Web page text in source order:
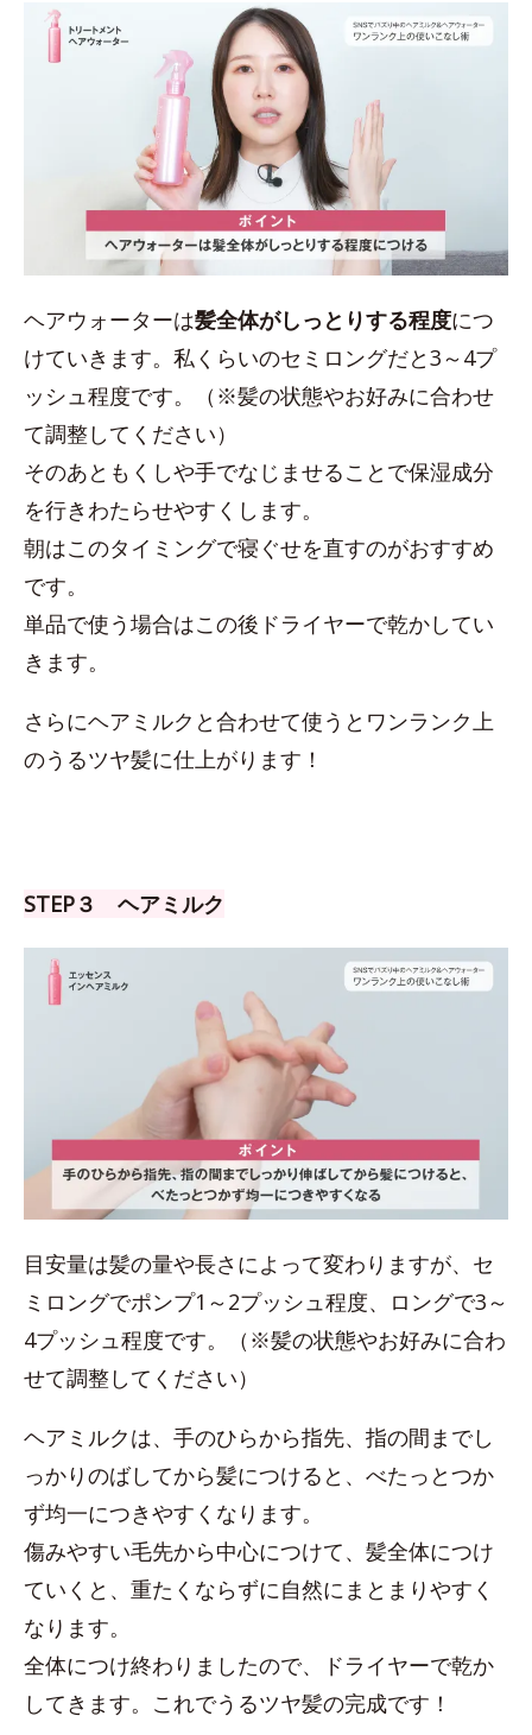
ヘアウォーターは髪全体がしっとりする程度につ
けていきます。私くらいのセミロングだと3～4プ
ッシュ程度です。（※髪の状態やお好みに合わせ
て調整してください）
そのあともくしや手でなじませることで保湿成分
を行きわたらせやすくします。
朝はこのタイミングで寝ぐせを直すのがおすすめ
です。
単品で使う場合はこの後ドライヤーで乾かしてい
きます。
さらにヘアミルクと合わせて使うとワンランク上
のうるツヤ髪に仕上がります！
STEP３ ヘアミルク
目安量は髪の量や長さによって変わりますが、セ
ミロングでポンプ1～2プッシュ程度、ロングで3～
4プッシュ程度です。（※髪の状態やお好みに合わ
せて調整してください）
ヘアミルクは、手のひらから指先、指の間までし
っかりのばしてから髪につけると、べたっとつか
ず均一につきやすくなります。
傷みやすい毛先から中心につけて、髪全体につけ
ていくと、重たくならずに自然にまとまりやすく
なります。
全体につけ終わりましたので、ドライヤーで乾か
してきます。これでうるツヤ髪の完成です！